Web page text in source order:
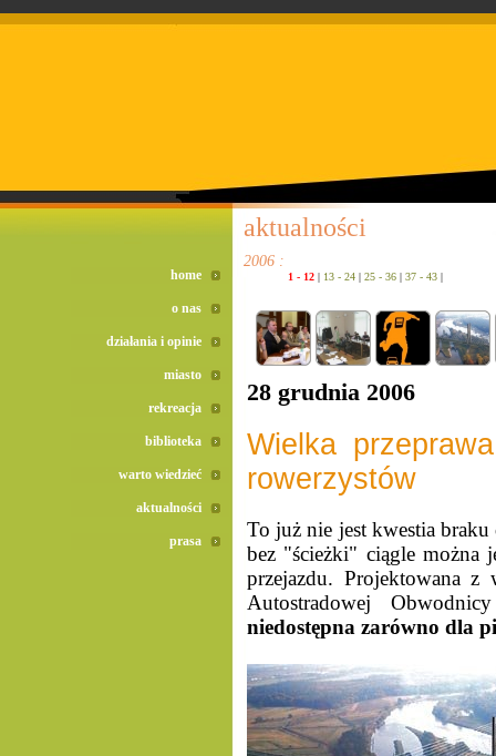
aktualności
2006 :
1 - 12 | 13 - 24 | 25 - 36 | 37 - 43 |
28 grudnia 2006
Wielka
rowerzystów
To już nie jest kwestia
bez "ścieżki" ciągle można
przejazdu. Projektowana
Autostradowej
niedostępna zarówno dla
home
o nas
działania i opinie
miasto
rekreacja
biblioteka
warto wiedzieć
aktualności
prasa